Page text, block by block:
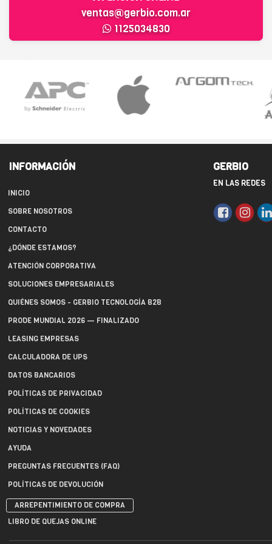
ventas@gerbio.com.ar
1125034830
INFORMACIÓN
INICIO
SOBRE NOSOTROS
CONTACTO
¿DÓNDE ESTAMOS?
ATENCIÓN CORPORATIVA
SOLUCIONES EMPRESARIALES
QUIÉNES SOMOS - GERBIO TECNOLOGÍA B2B
PRODE MUNDIAL 2026 — FINALIZADO
LEASING EMPRESAS
CALCULADORA DE UPS
DATOS BANCARIOS
POLÍTICAS DE PRIVACIDAD
POLÍTICAS DE COOKIES
NOTICIAS Y NOVEDADES
AYUDA
PREGUNTAS FRECUENTES (FAQ)
POLÍTICAS DE DEVOLUCIÓN
ARREPENTIMIENTO DE COMPRA
LIBRO DE QUEJAS ONLINE
GERBIO
EN LAS REDES